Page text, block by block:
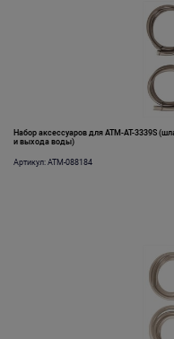
Набор аксессуаров для ATM-AT-3339S
и выхода воды)
Артикул: ATM-088184